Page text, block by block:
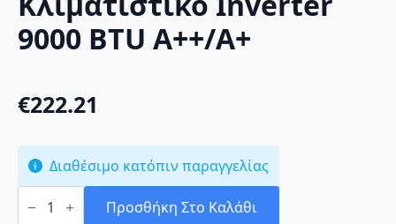
9000 BTU A++/A+
€222.21
Διαθέσιμο κατόπιν παραγγελίας
Franke
Frame Προσθήκη Στο Καλάθι